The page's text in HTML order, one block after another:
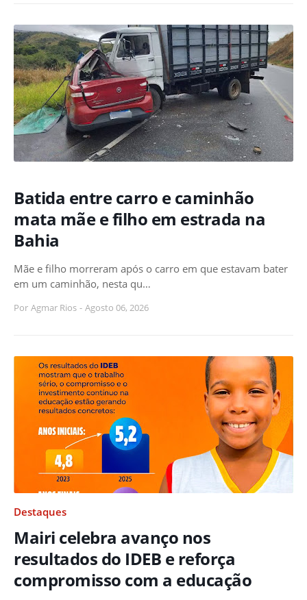
Batida entre carro e caminhão
mata mãe e filho em estrada na
Bahia
Mãe e filho morreram após o carro em que estavam bater
em um caminhão, nesta qu…
Por Agmar Rios - Agosto 06, 2026
Destaques
Mairi celebra avanço nos
resultados do IDEB e reforça
compromisso com a educação